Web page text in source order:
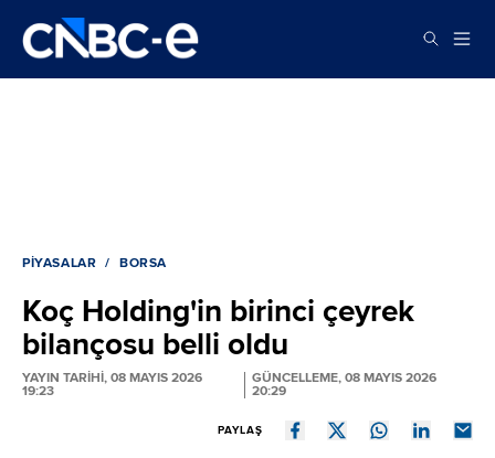
PIYASALAR BORSA
Koç Holding'in birinci çeyrek
bilançosu belli oldu
YAYIN TARİHİ, 08 MAYIS 2026
19:23
GÜNCELLEME, 08 MAYIS 2026
20:29
PAYLAŞ